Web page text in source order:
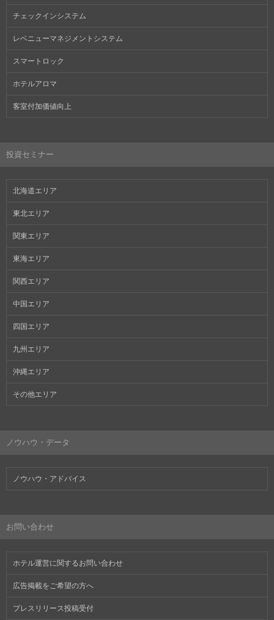
チェックインシステム
レベニューマネジメントシステム
スマートロック
ホテルアロマ
客室付加価値向上
投資セミナー
北海道エリア
東北エリア
関東エリア
東海エリア
関西エリア
中国エリア
四国エリア
九州エリア
沖縄エリア
その他エリア
ノウハウ・データ
ノウハウ・アドバイス
お問い合わせ
ホテル運営に関するお問い合わせ
広告掲載をご希望の方へ
プレスリリース投稿受付